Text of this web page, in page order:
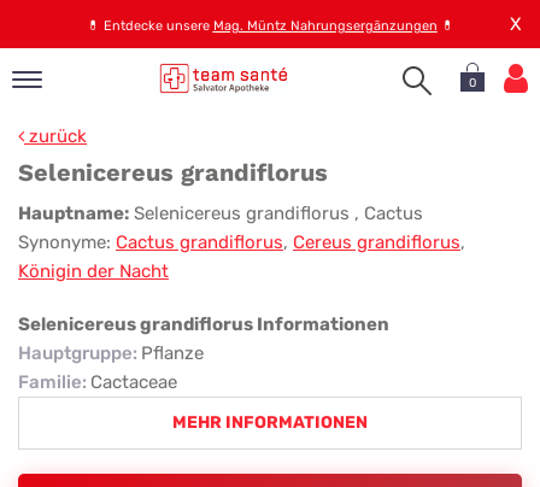
💊 Entdecke unsere Mag. Müntz Nahrungsergänzungen 💊 X
0
zurück
Selenicereus grandiflorus
Selenicereus
grandiflorus
Hauptname: Selenicereus grandiflorus , Cactus
Synonyme: Cactus grandiflorus, Cereus grandiflorus,
Königin der Nacht
Selenicereus grandiflorus Informationen
Hauptgruppe: Pflanze
Familie: Cactaceae
MEHR INFORMATIONEN